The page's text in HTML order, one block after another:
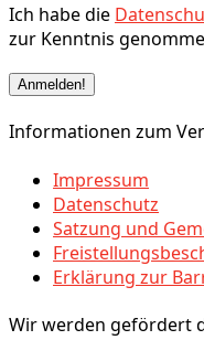
Ich habe die
zur Kenntnis
Informationen zum
Impressum
Datenschutz
Satzung und
Erklärung zur
Wir werden gefördert